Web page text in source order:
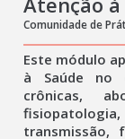
Comunidade de
Este módulo
à Saúde no
crônicas,
transmissão,